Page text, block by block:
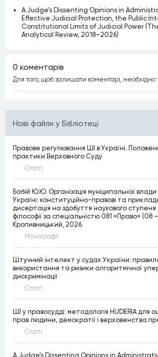
Нові файли у Бібліотеці
Правове регулювання ШІ в Україні.
практики Верховного Суду
Статтi
Бабій Ю.Ю. Організація муніципальної влади
Україні: конституційно-правові та
дисертація на здобуття наукового
філософії за спеціальністю 081 «Право» (08
Кропивницький, 2026.
Монографiї
Штучний інтелект у судах України:
використання та ризики алгоритмічної
дискримінації
Статтi
ШІ у правосудді: методологія HUDERIA для
прав людини, демократії і верховенства
Статтi
A Judge’s Dissenting Opinions in
A Judge’s Dissenting Opinions in
Effective Judicial Protection, the Public
Constitutional Limits of Judicial Power
Analytical Review, 2018–2026)
0 коментарiв
Для того, щоб залишати коментарi, необхiдно